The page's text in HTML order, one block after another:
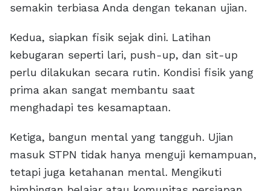
semakin terbiasa Anda dengan tekanan ujian.
Kedua, siapkan fisik sejak dini. Latihan
kebugaran seperti lari, push-up, dan sit-up
perlu dilakukan secara rutin. Kondisi fisik yang
prima akan sangat membantu saat
menghadapi tes kesamaptaan.
Ketiga, bangun mental yang tangguh. Ujian
masuk STPN tidak hanya menguji kemampuan,
tetapi juga ketahanan mental. Mengikuti